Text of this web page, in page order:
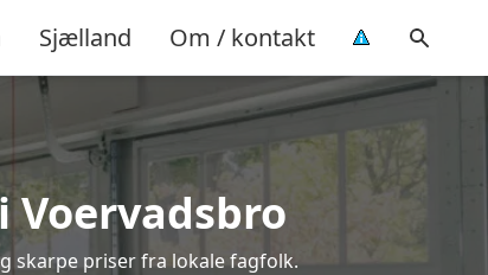
Sjælland Om / kontakt
skarpe priser fra lokale fagfolk.